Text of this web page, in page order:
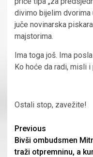
divimo bijelim dvorima
juče novinarska
majstorima.
Ima toga još. Ima
Ko hoće da radi, misli
Ostali stop, zavežite!
Continue
Reading
Previous
Bivši ombudsmen
traži otpremninu, a